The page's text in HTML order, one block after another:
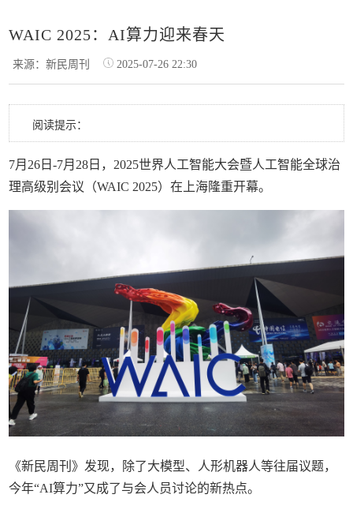
WAIC 2025：AI算力迎来春天
来源：新民周刊 2025-07-26 22:30
阅读提示：
7月26日-7月28日，2025世界人工智能大会暨人工智能全球治
理高级别会议（WAIC 2025）在上海隆重开幕。
《新民周刊》发现，除了大模型、人形机器人等往届议题，
今年“AI算力”又成了与会人员讨论的新热点。